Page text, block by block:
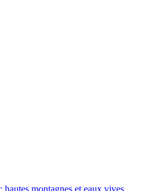
montagnes et eaux vives